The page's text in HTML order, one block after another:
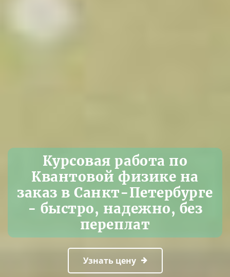
Курсовая работа по
Квантовой физике на
заказ в Санкт-Петербурге
- быстро, надежно, без
переплат
Узнать цену